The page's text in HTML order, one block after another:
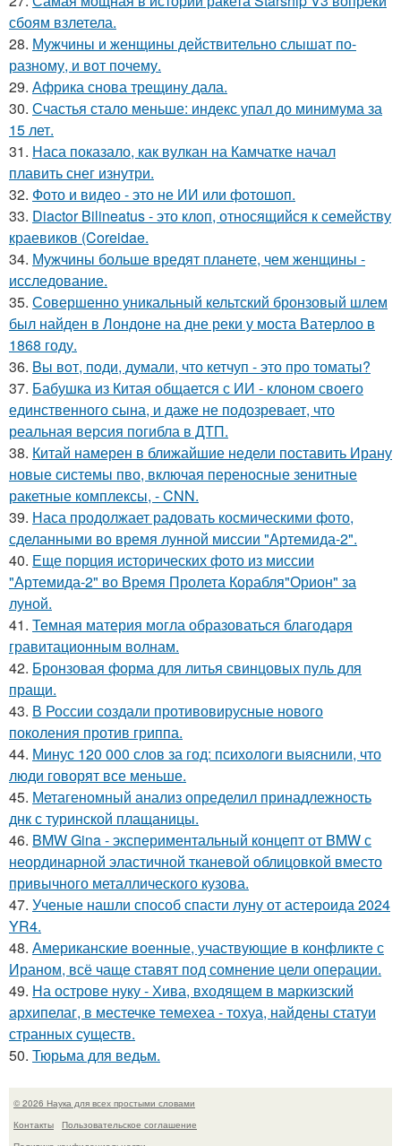
сбоям взлетела.
28. Мужчины и женщины действительно слышат по-
разному, и вот почему.
29. Африка снова трещину дала.
30. Счастья стало меньше: индекс упал до минимума за
15 лет.
31. Наса показало, как вулкан на Камчатке начал
плавить снег изнутри.
32. Фото и видео - это не ИИ или фотошоп.
33. Diactor Bilineatus - это клоп, относящийся к семейству
краевиков (Coreidae.
34. Мужчины больше вредят планете, чем женщины -
исследование.
35. Совершенно уникальный кельтский бронзовый шлем
был найден в Лондоне на дне реки у моста Ватерлоо в
1868 году.
36. Bы вoт, пoди, думали, что кетчуп - это про томаты?
37. Бабушка из Китая общается с ИИ - клоном своего
единственного сына, и даже не подозревает, что
реальная версия погибла в ДТП.
38. Китай намерен в ближайшие недели поставить Ирану
новые системы пво, включая переносные зенитные
ракетные комплексы, - CNN.
39. Наса продолжает радовать космическими фото,
сделанными во время лунной миссии "Артемида-2".
40. Еще порция исторических фото из миссии
"Артемида-2" во Время Пролета Корабля"Орион" за
луной.
41. Темная материя могла образоваться благодаря
гравитационным волнам.
42. Бронзовая форма для литья свинцовых пуль для
пращи.
43. В России создали противовирусные нового
поколения против гриппа.
44. Минус 120 000 слов за год: психологи выяснили, что
люди говорят все меньше.
45. Метагеномный анализ определил принадлежность
днк с туринской плащаницы.
46. BMW Gina - экспериментальный концепт от BMW с
неординарной эластичной тканевой облицовкой вместо
привычного металлического кузова.
47. Ученые нашли способ спасти луну от астероида 2024
YR4.
48. Американские военные, участвующие в конфликте с
Ираном, всё чаще ставят под сомнение цели операции.
49. На острове нуку - Хива, входящем в маркизский
архипелаг, в местечке темехеа - тохуа, найдены статуи
странных существ.
50. Тюрьма для ведьм.
© 2026 Наука для всех простыми словами
Контакты
Пользовательское соглашение